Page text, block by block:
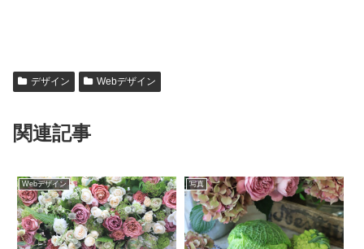
デザイン Webデザイン
関連記事
Webデザイン 写真